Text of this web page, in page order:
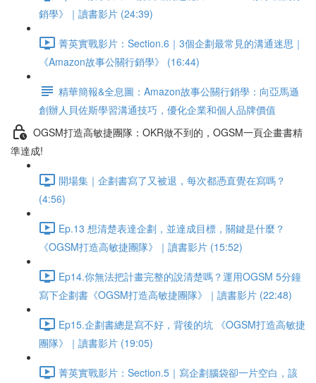
銷學》｜讀書影片 (24:39)
菁英實戰影片：Section.6｜3個企劃最常見的溝通迷思｜
《Amazon故事公關行銷學》 (16:44)
精華簡報&全息圖：Amazon故事公關行銷學：向亞馬遜
創辦人貝佐斯學習溝通技巧，優化企業和個人品牌價值
OGSM打造高敏捷團隊：OKR做不到的，OGSM一頁企畫書精
準達成!
開場集｜企劃書寫了又被退，每次都憑直覺在寫嗎？
(4:56)
Ep.13 想清楚表達企劃，並達成目標，關鍵是什麼？
《OGSM打造高敏捷團隊》｜讀書影片 (15:52)
Ep14.你無法把計畫完整的說清楚嗎？運用OGSM 5分鐘
寫下企劃書《OGSM打造高敏捷團隊》｜讀書影片 (22:48)
Ep15.企劃書總是寫不好，背後的坑 《OGSM打造高敏捷
團隊》｜讀書影片 (19:05)
菁英實戰影片：Section.5｜寫企劃腦袋卻一片空白，該